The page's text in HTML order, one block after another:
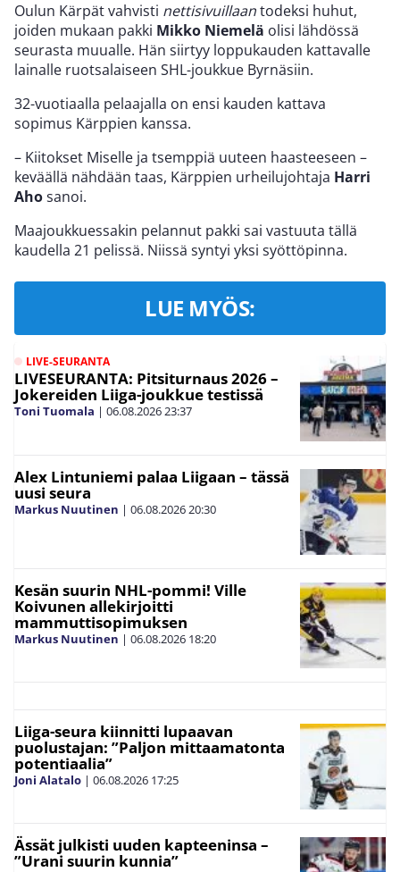
Oulun Kärpät vahvisti nettisivuillaantodeksi huhut,
joiden mukaan pakki Mikko Niemelä olisi lähdössä
seurasta muualle. Hän siirtyy loppukauden kattavalle
lainalle ruotsalaiseen SHL-joukkue Byrnäsiin.
32-vuotiaalla pelaajalla on ensi kauden kattava
sopimus Kärppien kanssa.
– Kiitokset Miselle ja tsemppiä uuteen haasteeseen –
keväällä nähdään taas, Kärppien urheilujohtaja Harri
Ahosanoi.
Maajoukkuessakin pelannut pakki sai vastuuta tällä
kaudella 21 pelissä. Niissä syntyi yksi syöttöpinna.
LUE MYÖS:
LIVE-SEURANTA
LIVESEURANTA: Pitsiturnaus 2026 –
Jokereiden Liiga-joukkue testissä
Toni Tuomala | 06.08.202623:37
Alex Lintuniemi palaa Liigaan – tässä
uusi seura
Markus Nuutinen | 06.08.202620:30
Kesän suurin NHL-pommi! Ville
Koivunen allekirjoitti
mammuttisopimuksen
Markus Nuutinen | 06.08.2026 18:20
Liiga-seura kiinnitti lupaavan
puolustajan: ”Paljon mittaamatonta
potentiaalia”
Joni Alatalo | 06.08.2026 17:25
Ässät julkisti uuden kapteeninsa –
”Urani suurin kunnia”